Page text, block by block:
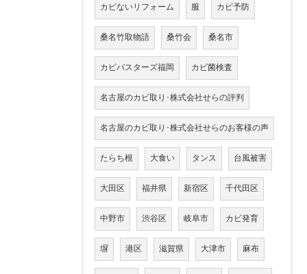
カビないリフォーム 服 カビ予防
桑名竹取物語 桑竹会 桑名市
カビバスターズ福岡 カビ菌検査
名古屋のカビ取り･株式会社せらの評判
名古屋のカビ取り･株式会社せらのお客様の声
たらち根 大食い タンス 台風被害
大田区 福井県 新宿区 千代田区
中野市 渋谷区 岐阜市 カビ発育
塀 港区 滋賀県 大津市 麻布